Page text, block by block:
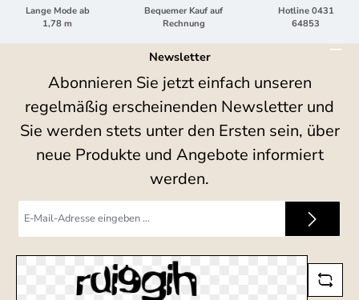
Lange Mode ab
1,78 m
Bequemer Kauf auf
Rechnung
Hotline 0431
64853
Newsletter
Abonnieren Sie jetzt einfach unseren
regelmäßig erscheinenden Newsletter und
Sie werden stets unter den Ersten sein, über
neue Produkte und Angebote informiert
werden.
Mail-